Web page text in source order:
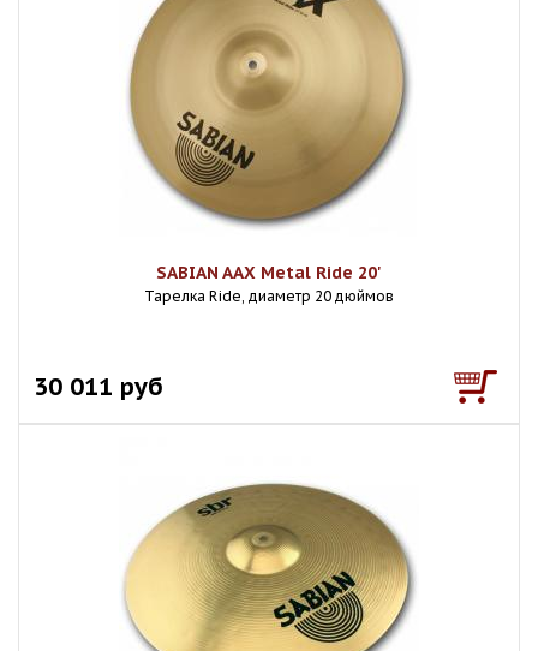
SABIAN AAX Metal Ride 20'
Тарелка Ride, диаметр 20 дюймов
30 011 руб